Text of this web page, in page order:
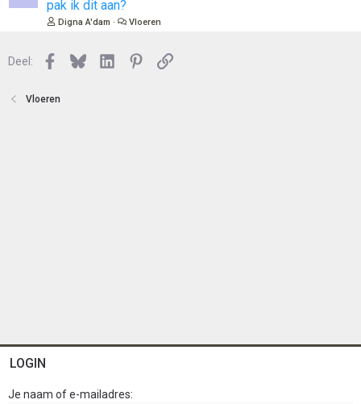
pak ik dit aan?
Digna A'dam Vloeren
Deel: Facebook
BlueskyLinkedInPinterest
Link
Vloeren
LOGIN
Je naam of e-mailadres